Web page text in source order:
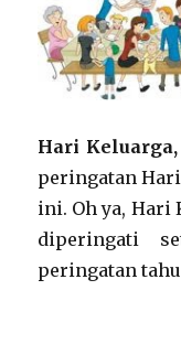
Hari
peringatan
ini. Oh ya, Hari
diperingati
peringatan